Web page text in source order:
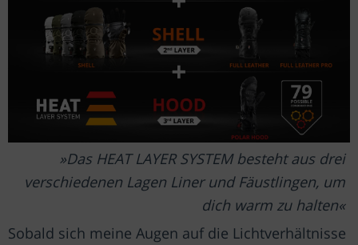
Das HEAT LAYER SYSTEM besteht aus drei
verschiedenen Lagen Liner und Fäustlingen, um
dich warm zu halten
Sobald sich meine Augen auf die Lichtverhältnisse